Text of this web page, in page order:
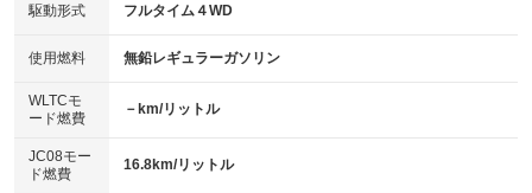
USB入力端子
：装備あり
100V電源
：装備なし
センターデフロック
：装備なし
電動格納ミラー
：装備あり
HID(キセノンライト)
：装備なし
バックカメラ
：装備あり
エアロ
：装備なし
：装備なし
パワーシート
駆動形式 フルタイム４WD
使用燃料 無鉛レギュラーガソリン
WLTCモ
ード燃費
－km/リットル
JC08モー
ド燃費
16.8km/リットル